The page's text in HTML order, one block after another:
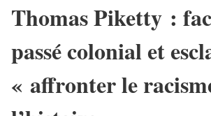
Thomas Piketty :
passé colonial et
« affronter le